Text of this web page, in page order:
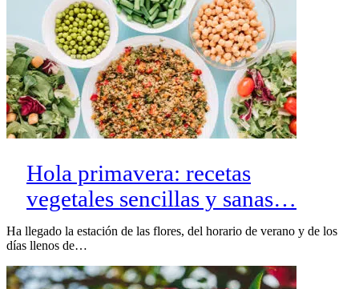
Hola primavera: recetas
vegetales sencillas y sanas…
Ha llegado la estación de las flores, del horario de verano y de los
días llenos de…